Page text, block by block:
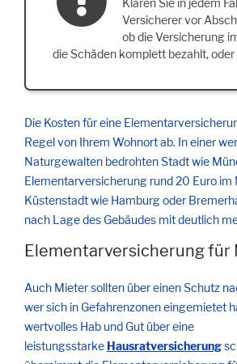
Versicherer vor
ob die Versicherung
die Schäden komplett bezahlt,
Die Kosten für eine
Regel von Ihrem Wohnort ab. In einer
Naturgewalten bedrohten Stadt wie
Elementarversicherung rund 20 Euro im
Küstenstadt wie Hamburg oder
nach Lage des Gebäudes mit deutlich
Elementarversicherung für
Auch Mieter sollten über einen Schutz
wer sich in Gefahrenzonen eingemietet
wertvolles Hab und Gut über eine
leistungsstarke Hausratversicherung